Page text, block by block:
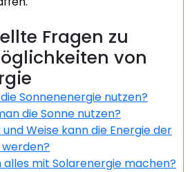
Fragen zu
von
Sonnenenergie nutzen?
die Sonne nutzen?
Weise kann die Energie der
alles mit Solarenergie machen?